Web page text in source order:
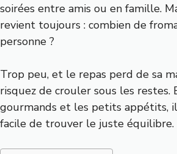
soirées entre amis ou en famille.
revient toujours : combien de
personne ?
Trop peu, et le repas perd de sa
risquez de crouler sous les restes.
gourmands et les petits appétits, il
facile de trouver le juste équilibre.